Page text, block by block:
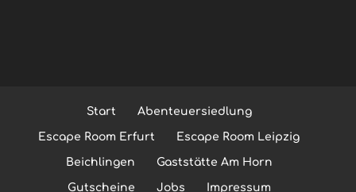
Start Abenteuersiedlung
Escape Room Erfurt Escape Room Leipzig
Beichlingen Gaststätte Am Horn
Gutscheine Jobs Impressum